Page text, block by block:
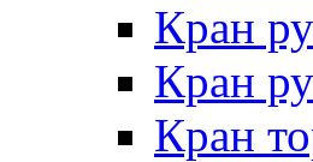
Кран
Кран
Кран